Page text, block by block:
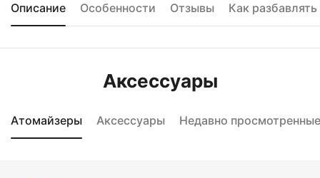
Описание Особенности Отзывы Как
Аксессуары
Атомайзеры Аксессуары Недавно просмотренные